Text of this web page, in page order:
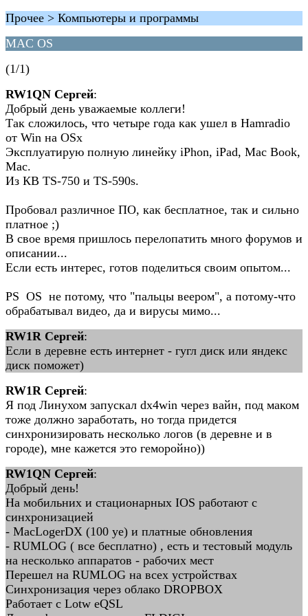
Прочее > Компьютеры и программы
MAC OS
(1/1)
RW1QN Сергей:
Добрый день уважаемые коллеги!
Так сложилось, что четыре года как ушел в Hamradio
от Win на OSx
Эксплуатирую полную линейку iPhon, iPad, Mac Book,
Mac.
Из КВ TS-750 и TS-590s.
Пробовал различное ПО, как бесплатное, так и сильно
платное ;)
В свое время пришлось перелопатить много форумов и
описании...
Если есть интерес, готов поделиться своим опытом...
PS OS не потому, что "пальцы веером", а потому-что
обрабатывал видео, да и вирусы мимо...
RW1R Сергей:
Если в деревне есть интернет - гугл диск или яндекс
диск поможет)
RW1R Сергей:
Я под Линухом запускал dx4win через вайн, под маком
тоже должно заработать, но тогда придется
синхронизировать несколько логов (в деревне и в
городе), мне кажется это геморойно))
RW1QN Сергей:
Добрый день!
На мобильних и стационарных IOS работают с
синхронизацией
- MacLogerDX (100 уе) и платные обновления
- RUMLOG ( все бесплатно) , есть и тестовый модуль
на несколько аппаратов - рабочих мест
Перешел на RUMLOG на всех устройствах
Синхронизация через облако DROPBOX
Работает с Lotw eQSL